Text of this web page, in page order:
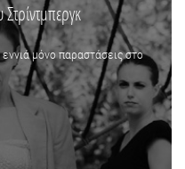
Στρίντμπεργκ
μόνο παραστάσεις στο